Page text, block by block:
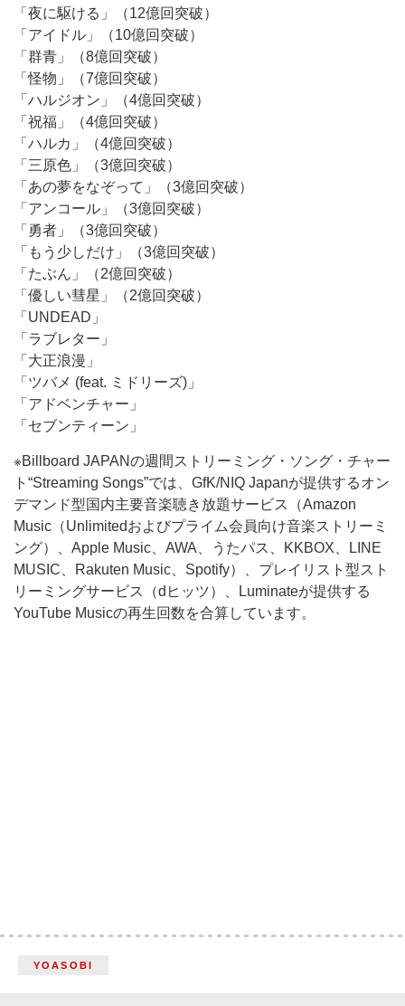
「夜に駆ける」（12億回突破）
「アイドル」（10億回突破）
「群青」（8億回突破）
「怪物」（7億回突破）
「ハルジオン」（4億回突破）
「祝福」（4億回突破）
「ハルカ」（4億回突破）
「三原色」（3億回突破）
「あの夢をなぞって」（3億回突破）
「アンコール」（3億回突破）
「勇者」（3億回突破）
「もう少しだけ」（3億回突破）
「たぶん」（2億回突破）
「優しい彗星」（2億回突破）
「UNDEAD」
「ラブレター」
「大正浪漫」
「ツバメ (feat. ミドリーズ)」
「アドベンチャー」
「セブンティーン」
※Billboard JAPANの週間ストリーミング・ソング・チャー
ト“Streaming Songs”では、GfK/NIQ Japanが提供するオン
デマンド型国内主要音楽聴き放題サービス（Amazon
Music（Unlimitedおよびプライム会員向け音楽ストリーミ
ング）、Apple Music、AWA、うたパス、KKBOX、LINE
MUSIC、Rakuten Music、Spotify）、プレイリスト型スト
リーミングサービス（dヒッツ）、Luminateが提供する
YouTube Musicの再生回数を合算しています。
YOASOBI